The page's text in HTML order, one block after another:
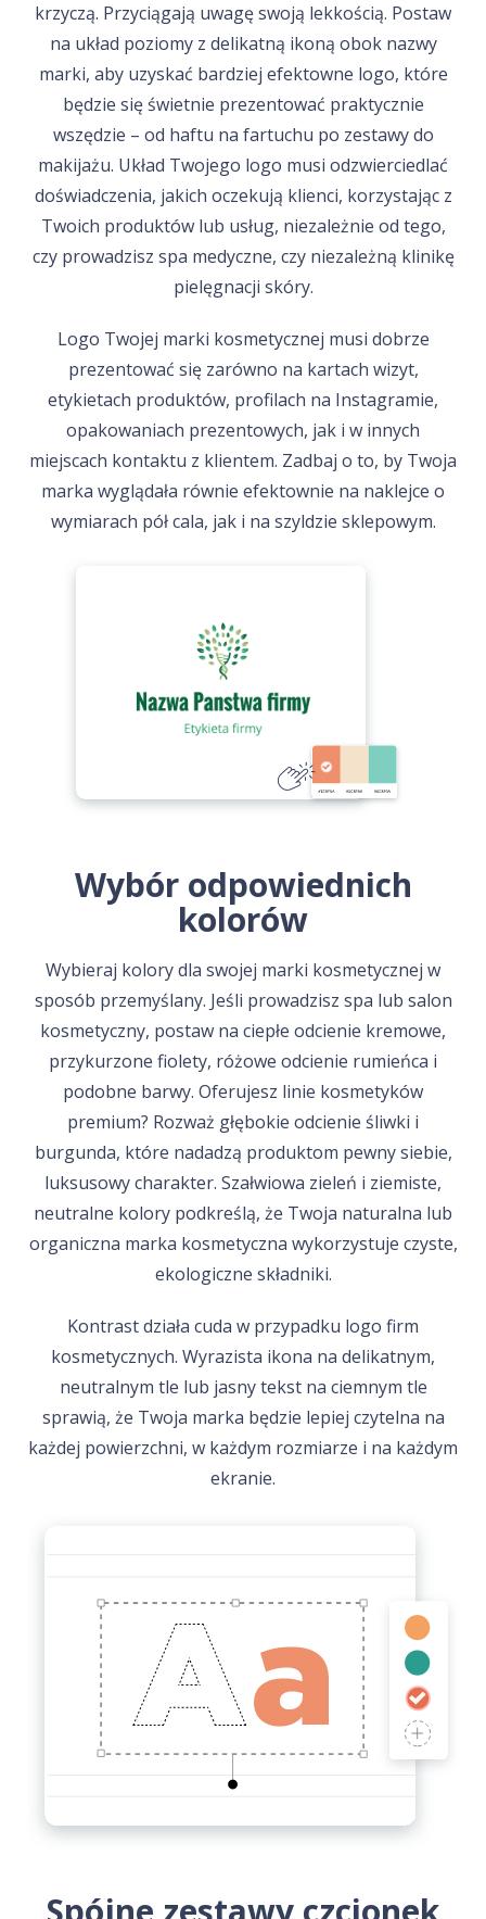
krzyczą. Przyciągają uwagę swoją lekkością. Postaw
na układ poziomy z delikatną ikoną obok nazwy
marki, aby uzyskać bardziej efektowne logo, które
będzie się świetnie prezentować praktycznie
wszędzie – od haftu na fartuchu po zestawy do
makijażu. Układ Twojego logo musi odzwierciedlać
doświadczenia, jakich oczekują klienci, korzystając z
Twoich produktów lub usług, niezależnie od tego,
czy prowadzisz spa medyczne, czy niezależną klinikę
pielęgnacji skóry.
Logo Twojej marki kosmetycznej musi dobrze
prezentować się zarówno na kartach wizyt,
etykietach produktów, profilach na Instagramie,
opakowaniach prezentowych, jak i w innych
miejscach kontaktu z klientem. Zadbaj o to, by Twoja
marka wyglądała równie efektownie na naklejce o
wymiarach pół cala, jak i na szyldzie sklepowym.
Wybór odpowiednich
kolorów
Wybieraj kolory dla swojej marki kosmetycznej w
sposób przemyślany. Jeśli prowadzisz spa lub salon
kosmetyczny, postaw na ciepłe odcienie kremowe,
przykurzone fiolety, różowe odcienie rumieńca i
podobne barwy. Oferujesz linie kosmetyków
premium? Rozważ głębokie odcienie śliwki i
burgunda, które nadadzą produktom pewny siebie,
luksusowy charakter. Szałwiowa zieleń i ziemiste,
neutralne kolory podkreślą, że Twoja naturalna lub
organiczna marka kosmetyczna wykorzystuje czyste,
ekologiczne składniki.
Kontrast działa cuda w przypadku logo firm
kosmetycznych. Wyrazista ikona na delikatnym,
neutralnym tle lub jasny tekst na ciemnym tle
sprawią, że Twoja marka będzie lepiej czytelna na
każdej powierzchni, w każdym rozmiarze i na każdym
ekranie.